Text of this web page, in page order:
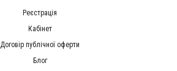
Реєстрація
Кабінет
Договір публічної оферти
Блог